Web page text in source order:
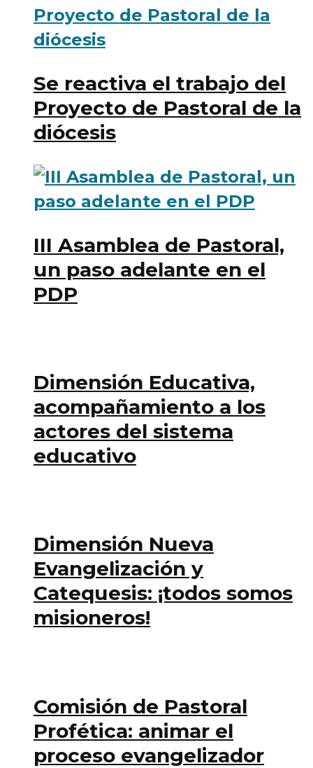
Se reactiva el trabajo del
Proyecto de Pastoral de la
diócesis
III Asamblea de Pastoral,
un paso adelante en el
PDP
Dimensión Educativa,
acompañamiento a los
actores del sistema
educativo
Dimensión Nueva
Evangelización y
Catequesis: ¡todos somos
misioneros!
Comisión de Pastoral
Profética: animar el
proceso evangelizador